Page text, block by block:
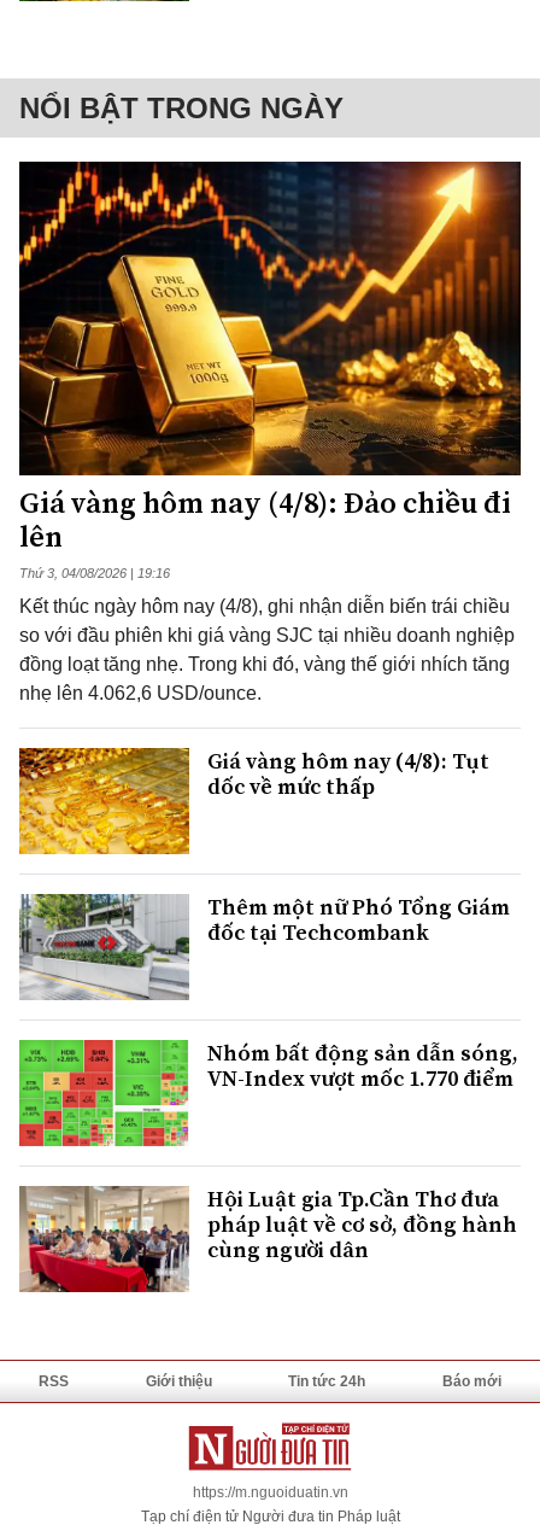
NỔI BẬT TRONG NGÀY
Giá vàng hôm nay (4/8): Đảo chiều đi
lên
Thứ 3, 04/08/2026 | 19:16
Kết thúc ngày hôm nay (4/8), ghi nhận diễn biến trái chiều
so với đầu phiên khi giá vàng SJC tại nhiều doanh nghiệp
đồng loạt tăng nhẹ. Trong khi đó, vàng thế giới nhích tăng
nhẹ lên 4.062,6 USD/ounce.
Giá vàng hôm nay (4/8): Tụt
dốc về mức thấp
Thêm một nữ Phó Tổng Giám
đốc tại Techcombank
Nhóm bất động sản dẫn sóng,
VN-Index vượt mốc 1.770 điểm
Hội Luật gia Tp.Cần Thơ đưa
pháp luật về cơ sở, đồng hành
cùng người dân
RSS Giới thiệu Tin tức 24h Báo mới
https://m.nguoiduatin.vn
Tạp chí điện tử Người đưa tin Pháp luật